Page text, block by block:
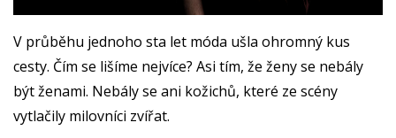
V průběhu jednoho sta let móda ušla ohromný kus
cesty. Čím se lišíme nejvíce? Asi tím, že ženy se nebály
být ženami. Nebály se ani kožichů, které ze scény
vytlačily milovníci zvířat.